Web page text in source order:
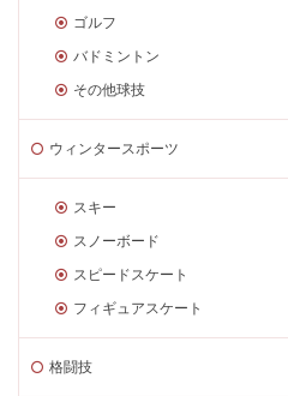
ゴルフ
バドミントン
その他球技
ウィンタースポーツ
スキー
スノーボード
スピードスケート
フィギュアスケート
格闘技